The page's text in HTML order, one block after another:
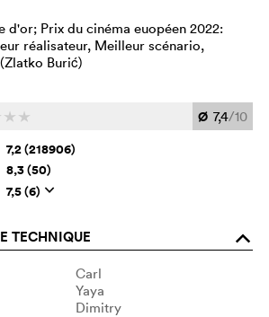
d'or; Prix du cinéma euopéen 2022:
réalisateur, Meilleur scénario,
Burić)
c c Ø 7,4/10
7,2 (218906)
8,3 (50)
7,5 (6) q
TECHNIQUE o
Carl
Yaya
Dimitry